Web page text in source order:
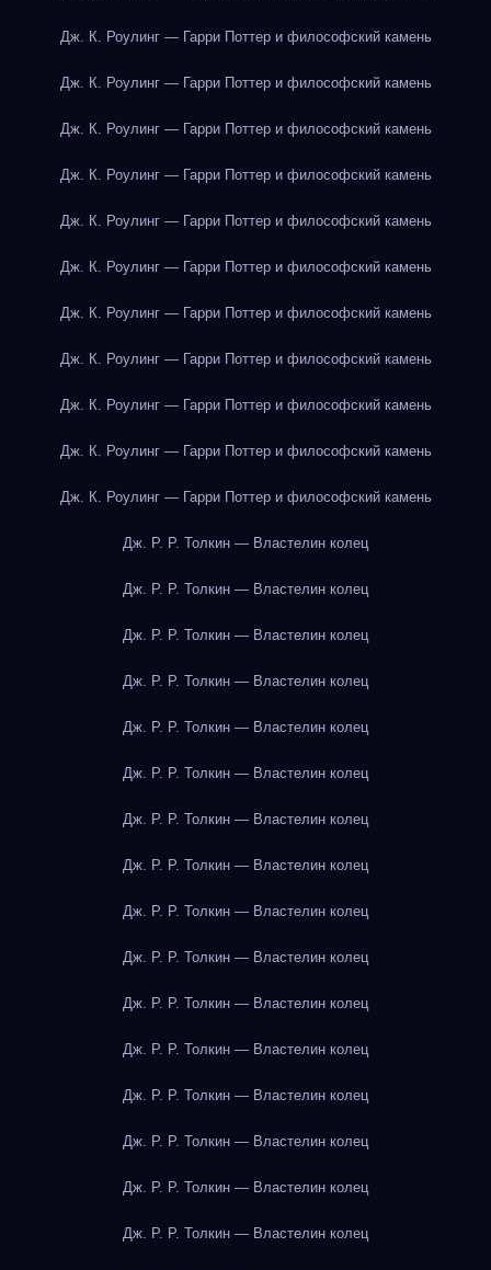
Дж. К. Роулинг — Гарри Поттер и философский камень
Дж. К. Роулинг — Гарри Поттер и философский камень
Дж. К. Роулинг — Гарри Поттер и философский камень
Дж. К. Роулинг — Гарри Поттер и философский камень
Дж. К. Роулинг — Гарри Поттер и философский камень
Дж. К. Роулинг — Гарри Поттер и философский камень
Дж. К. Роулинг — Гарри Поттер и философский камень
Дж. К. Роулинг — Гарри Поттер и философский камень
Дж. К. Роулинг — Гарри Поттер и философский камень
Дж. К. Роулинг — Гарри Поттер и философский камень
Дж. К. Роулинг — Гарри Поттер и философский камень
Дж. Р. Р. Толкин — Властелин колец
Дж. Р. Р. Толкин — Властелин колец
Дж. Р. Р. Толкин — Властелин колец
Дж. Р. Р. Толкин — Властелин колец
Дж. Р. Р. Толкин — Властелин колец
Дж. Р. Р. Толкин — Властелин колец
Дж. Р. Р. Толкин — Властелин колец
Дж. Р. Р. Толкин — Властелин колец
Дж. Р. Р. Толкин — Властелин колец
Дж. Р. Р. Толкин — Властелин колец
Дж. Р. Р. Толкин — Властелин колец
Дж. Р. Р. Толкин — Властелин колец
Дж. Р. Р. Толкин — Властелин колец
Дж. Р. Р. Толкин — Властелин колец
Дж. Р. Р. Толкин — Властелин колец
Дж. Р. Р. Толкин — Властелин колец